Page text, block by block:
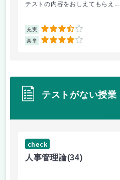
テストの内容をおしえてもらえ...
充実 3.5
楽単 4
テストがない授業
check
人事管理論(34)